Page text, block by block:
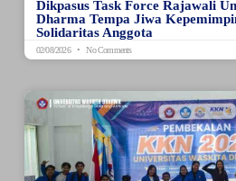
Dikpasus Task Force Rajawali
Dharma Tempa Jiwa
Solidaritas Anggota
02/08/2026 No Comments